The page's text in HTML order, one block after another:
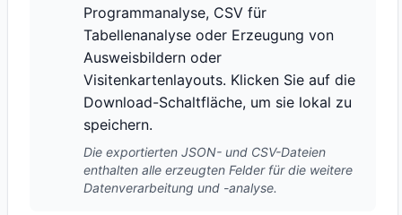
Programmanalyse, CSV für
Tabellenanalyse oder Erzeugung von
Ausweisbildern oder
Visitenkartenlayouts. Klicken Sie auf die
Download-Schaltfläche, um sie lokal zu
speichern.
Die exportierten JSON- und CSV-Dateien
enthalten alle erzeugten Felder für die weitere
Datenverarbeitung und -analyse.